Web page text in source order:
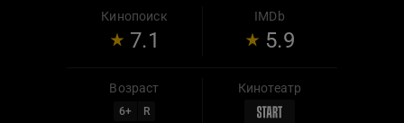
внук едут в Ташкент для продажи находки.
Но первая поездка оборачивается
головокружительным приключением по
легендарные сокровища бухарского эмира
и столкнуться со злодеем, мечтающим
Кинопоиск
7.1
IMDb
5.9
Возраст
6+ R
Кинотеатр